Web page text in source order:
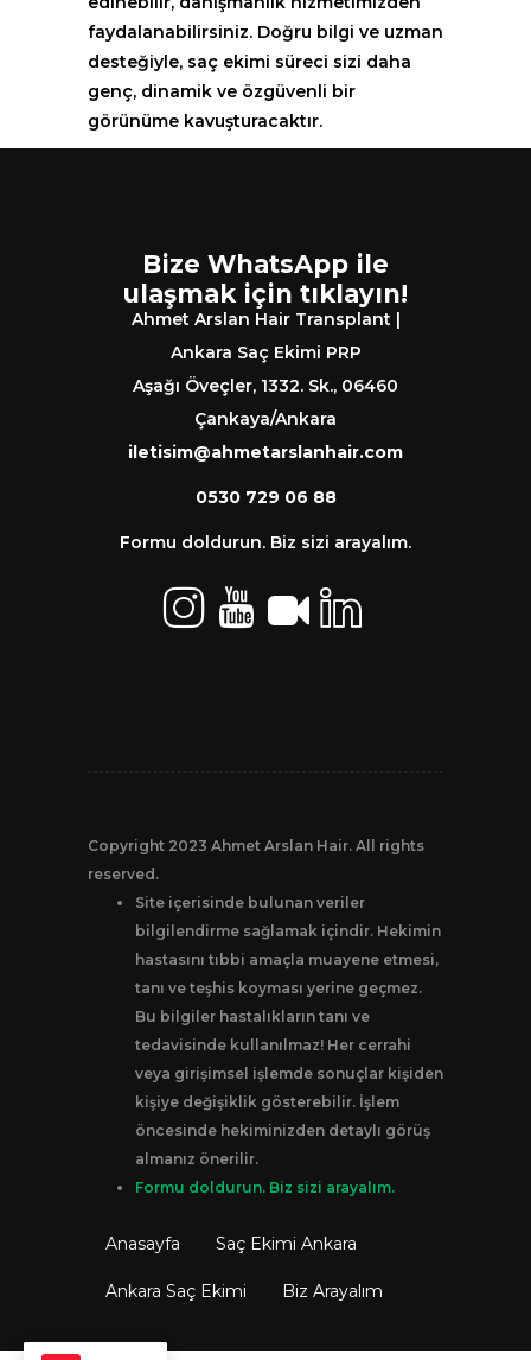
faydalanabilirsiniz. Doğru bilgi ve uzman
desteğiyle, saç ekimi süreci sizi daha
genç, dinamik ve özgüvenli bir
görünüme kavuşturacaktır.
Bize WhatsApp ile
ulaşmak için tıklayın!
Ahmet Arslan Hair Transplant |
Ankara Saç Ekimi PRP
Aşağı Öveçler, 1332. Sk., 06460
Çankaya/Ankara
iletisim@ahmetarslanhair.com
0530 729 06 88
Formu doldurun. Biz sizi arayalım.
Copyright 2023 Ahmet Arslan Hair. All rights
reserved.
Site içerisinde bulunan veriler
bilgilendirme sağlamak içindir. Hekimin
hastasını tıbbi amaçla muayene etmesi,
tanı ve teşhis koyması yerine geçmez.
Bu bilgiler hastalıkların tanı ve
tedavisinde kullanılmaz! Her cerrahi
veya girişimsel işlemde sonuçlar kişiden
kişiye değişiklik gösterebilir. İşlem
öncesinde hekiminizden detaylı görüş
almanız önerilir.
Formu doldurun. Biz sizi arayalım.
Anasayfa Saç Ekimi Ankara
Ankara Saç Ekimi Biz Arayalım